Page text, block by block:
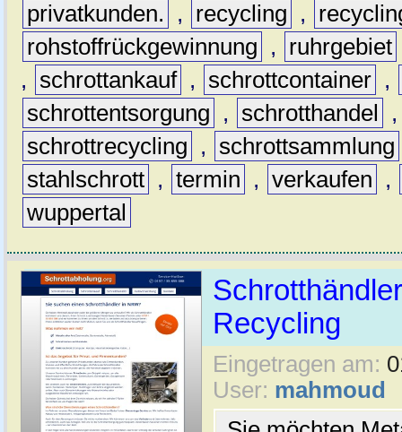
privatkunden.
, recycling ,
rohstoffrückgewinnung
, ruhrgebiet
,
schrottankauf , schrottcontainer ,
schrottentsorgung
, schrotthandel
schrottrecycling
, schrottsammlung
stahlschrott , termin , verkaufen
,
wuppertal
Recycling
Eingetragen am:
User: mahmoud